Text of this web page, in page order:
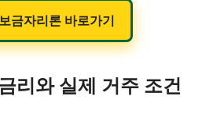
금자리론 바로가기
리와 실제 거주 조건